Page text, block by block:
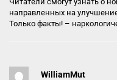
направленных на
Только факты! –
WilliamMut